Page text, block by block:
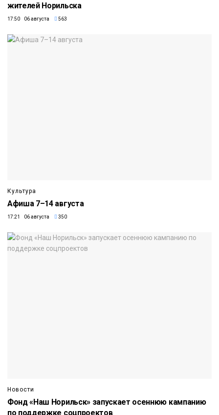
жителей Норильска
17:50 06 августа 563
Культура
Афиша 7–14 августа
17:21 06 августа 350
Новости
Фонд «Наш Норильск» запускает осеннюю кампанию
по поддержке соцпроектов